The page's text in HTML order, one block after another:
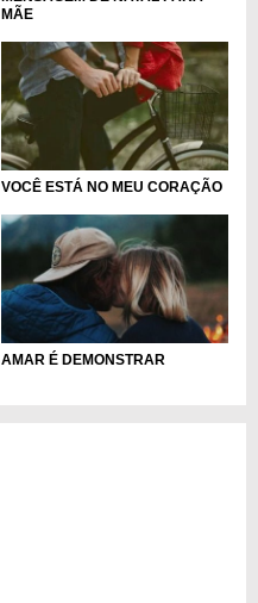
MÃE
VOCÊ ESTÁ NO MEU CORAÇÃO
AMAR É DEMONSTRAR